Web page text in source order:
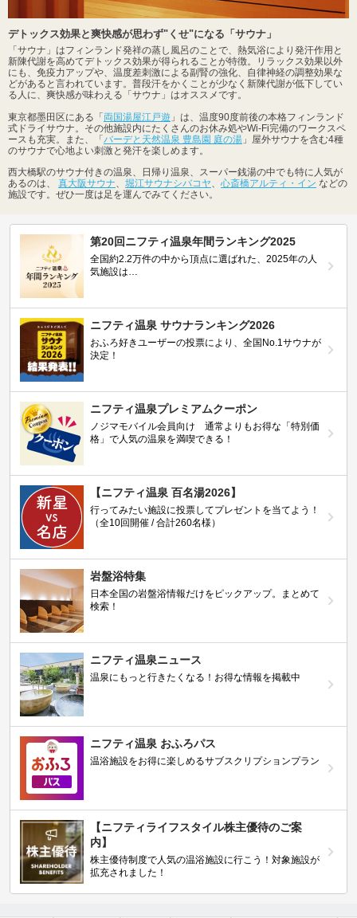
デトックス効果と爽快感が思わず"くせ"になる「サウナ」
「サウナ」はフィンランド発祥の蒸し風呂のことで、熱気浴により発汗作用と
新陳代謝を高めてデトックス効果が得られることが特徴。リラックス効果以外
にも、免疫力アップや、温度差刺激による副腎の強化、自律神経の調整効果な
どがあると言われています。普段汗をかくことが少なく新陳代謝が低下してい
る人に、爽快感が味わえる「サウナ」はオススメです。
東京都墨田区にある「 両国湯屋江戸遊 」は、温度90度前後の本格フィンランド
式ドライサウナ。その他施設内にたくさんのお休み処やWi-Fi完備のワークスペ
ースも充実。また、「 バーデと天然温泉 豊島園 庭の湯 」屋外サウナを含む4種
のサウナで心地よい刺激と発汗を楽しめます。
西大橋駅のサウナ付きの温泉、日帰り温泉、スーパー銭湯の中でも特に人気が
あるのは、 真大阪サウナ、 堀江サウナシバコヤ、 心斎橋アルティ・イン などの
施設です。ぜひ一度は足を運んでみてください。
第20回ニフティ温泉年間ランキング2025
全国約2.2万件の中から頂点に選ばれた、2025年の人
気施設は…
ニフティ温泉 サウナランキング2026
おふろ好きユーザーの投票により、全国No.1サウナが
決定！
ニフティ温泉プレミアムクーポン
ノジマモバイル会員向け 通常よりもお得な「特別価
格」で人気の温泉を満喫できる！
【ニフティ温泉 百名湯2026】
行ってみたい施設に投票してプレゼントを当てよう！
（全10回開催 / 合計260名様）
岩盤浴特集
日本全国の岩盤浴情報だけをピックアップ。まとめて
検索！
ニフティ温泉ニュース
温泉にもっと行きたくなる！お得な情報を掲載中
ニフティ温泉 おふろパス
温浴施設をお得に楽しめるサブスクリプションプラン
【ニフティライフスタイル株主優待のご案
内】
株主優待制度で人気の温浴施設に行こう！対象施設が
拡充されました！